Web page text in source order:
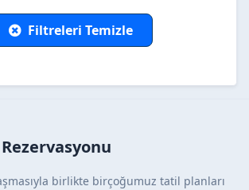
Filtreleri Temizle
birlikte birçoğumuz tatil planları